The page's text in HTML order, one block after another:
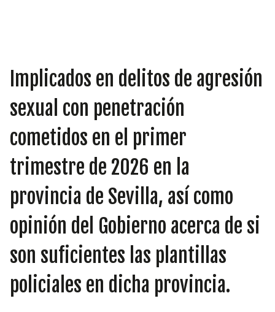
INICIATIVAS
TEMÁTICAS
Implicados en delitos de agresión
sexual con penetración
cometidos en el primer
trimestre de 2026 en la
provincia de Sevilla, así como
opinión del Gobierno acerca de si
son suficientes las plantillas
policiales en dicha provincia.